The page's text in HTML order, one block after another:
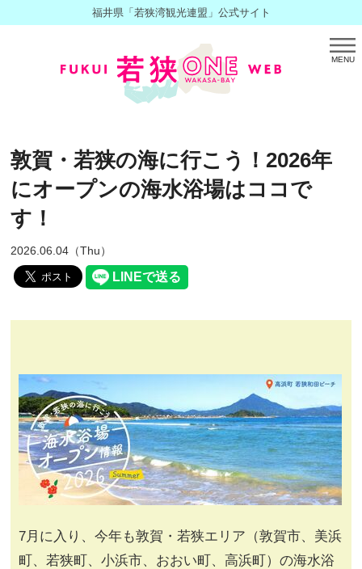
福井県「若狭湾観光連盟」公式サイト
MENU
敦賀・若狭の海に行こう！2026年
にオープンの海水浴場はココで
す！
2026.06.04（Thu）
7月に入り、今年も敦賀・若狭エリア（敦賀市、美浜
町、若狭町、小浜市、おおい町、高浜町）の海水浴